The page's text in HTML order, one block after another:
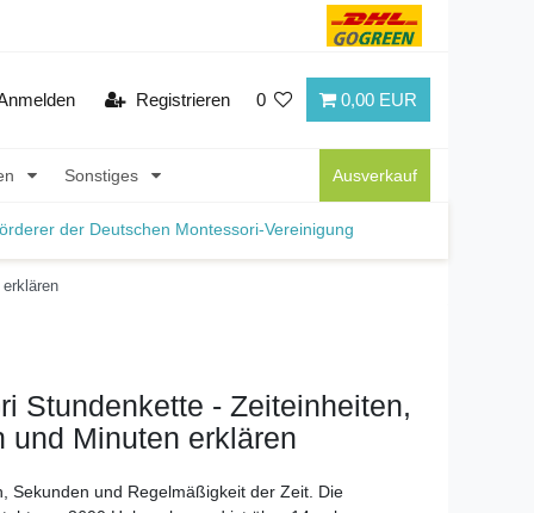
Registrieren 0 0,00 EUR
Sonstiges Ausverkauf
der Deutschen Montessori-Vereinigung
Stundenkette - Zeiteinheiten,
und Minuten erklären
Sekunden und Regelmäßigkeit der Zeit. Die